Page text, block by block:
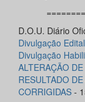
D.O.U. Diário
Divulgação Edital
Divulgação
ALTERAÇÃO
RESULTADO
CORRIGIDAS -